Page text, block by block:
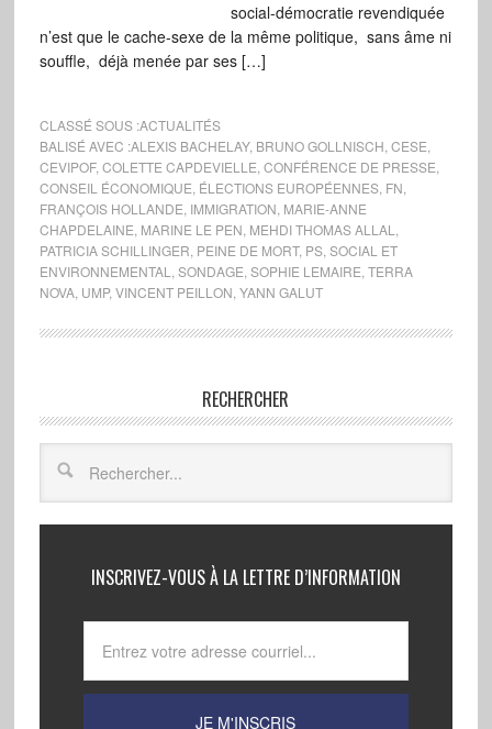
social-démocratie revendiquée
n’est que le cache-sexe de la même politique, sans âme ni
souffle, déjà menée par ses […]
CLASSÉ SOUS :ACTUALITÉS
BALISÉ AVEC :ALEXIS BACHELAY, BRUNO GOLLNISCH CESE
CEVIPOF, COLETTE CAPDEVIELLE CONFÉRENCE DE PRESSE
CONSEIL ÉCONOMIQUE ÉLECTIONS EUROPÉENNES, FN
FRANÇOIS HOLLANDE IMMIGRATION MARIE-ANNE
CHAPDELAINE MARINE LE PEN MEHDI THOMAS ALLAL
PATRICIA SCHILLINGER PEINE DE MORT, PS, SOCIAL ET
ENVIRONNEMENTAL
SONDAGE SOPHIE LEMAIRE TERRA
NOVA, UMP, VINCENT PEILLON YANN GALUT
RECHERCHER
INSCRIVEZ-VOUS À LA LETTRE D’INFORMATION